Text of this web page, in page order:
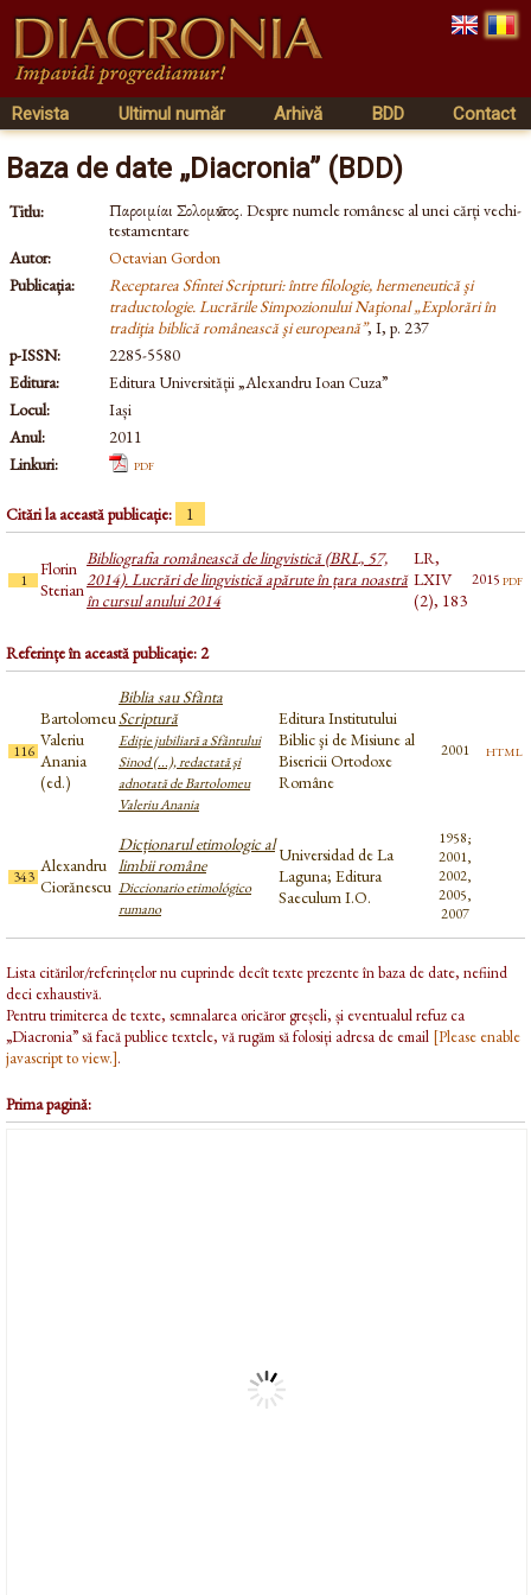
Revista Ultimul număr Arhivă BDD Contact
Baza de date „Diacronia” (BDD)
Titlu:
Παροιμίαι Σολομῶντος. Despre numele românesc al unei cărți vechi-
testamentare
Autor:
Octavian Gordon
Publicația:
Receptarea Sfintei Scripturi: între filologie, hermeneutică şi
traductologie. Lucrările Simpozionului Naţional „Explorări în
tradiţia biblică românească şi europeană”, I, p. 237
p-ISSN:
2285-5580
Editura:
Editura Universității „Alexandru Ioan Cuza”
Locul:
Iași
Anul:
2011
Linkuri:
pdf
Citări la această publicație: 1
1
Florin
Sterian
Bibliografia românească de lingvistică (BRL, 57,
2014). Lucrări de lingvistică apărute în țara noastră
în cursul anului 2014
LR,
LXIV
(2), 183
2015pdf
Referințe în această publicație: 2
116
Bartolomeu
Valeriu
Anania
(ed.)
Biblia sau Sfânta
Scriptură
Ediţie jubiliară a Sfântului
Sinod (...), redactată şi
adnotată de Bartolomeu
Valeriu Anania
Editura Institutului
Biblic şi de Misiune al
Bisericii Ortodoxe
Române
2001 html
343
Alexandru
Ciorănescu
Dicționarul etimologic al
limbii române
Diccionario etimológico
rumano
Universidad de La
Laguna; Editura
Saeculum I.O.
1958;
2001,
2002,
2005,
2007
Lista citărilor/referințelor nu cuprinde decît texte prezente în baza de date, nefiind
deci exhaustivă.
Pentru trimiterea de texte, semnalarea oricăror greșeli, și eventualul refuz ca
„Diacronia” să facă publice textele, vă rugăm să folosiți adresa de email [Please enable
javascript to view.].
Prima pagină: